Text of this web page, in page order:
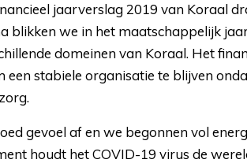
jaarverslag 2019 van Koraal
blikken we in het maatschappelijk
domeinen van Koraal. Het
een stabiele organisatie te blijven
gevoel af en we begonnen vol
houdt het COVID-19 virus de